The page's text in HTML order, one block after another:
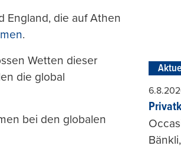
England, die auf Athen
.
Wetten dieser
die global
bei den globalen